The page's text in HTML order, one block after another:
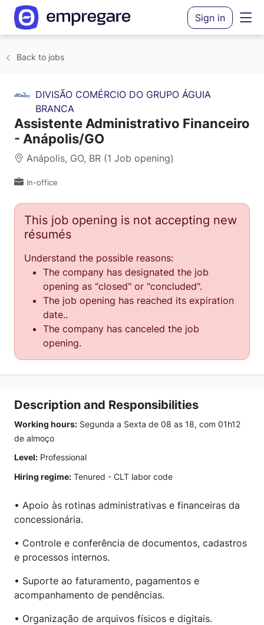
Sign in
Back to jobs
DIVISÃO COMÉRCIO DO GRUPO ÁGUIA
BRANCA
Assistente Administrativo Financeiro
- Anápolis/GO
Anápolis, GO, BR (1 Job opening)
In-office
This job opening is not accepting new
résumés
Understand the possible reasons:
The company has designated the job
opening as "closed" or "concluded".
The job opening has reached its expiration
date..
The company has canceled the job
opening.
Description and Responsibilities
Working hours: Segunda a Sexta de 08 as 18, com 01h12
de almoço
Level: Professional
Hiring regime: Tenured - CLT labor code
• Apoio às rotinas administrativas e financeiras da
concessionária.
• Controle e conferência de documentos, cadastros
e processos internos.
• Suporte ao faturamento, pagamentos e
acompanhamento de pendências.
• Organização de arquivos físicos e digitais.